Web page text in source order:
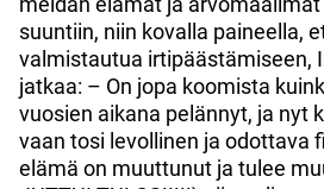
suuntiin, niin kovalla paineella,
valmistautua irtipäästämiseen,
jatkaa: – On jopa koomista
vuosien aikana pelännyt, ja nyt
vaan tosi levollinen ja odottava
elämä on muuttunut ja tulee